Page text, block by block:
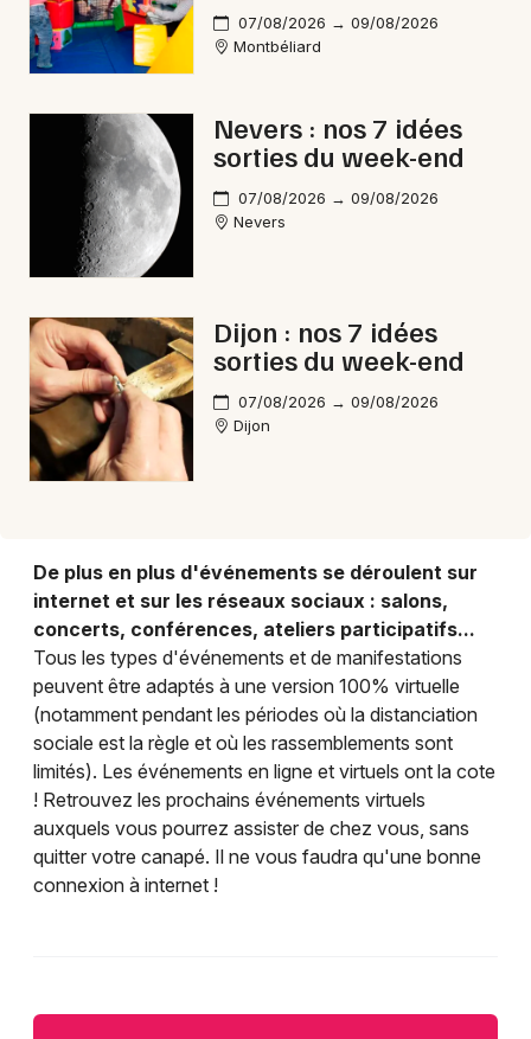
Choisir mes départements
Mon email
Je m'abonne
07/08/2026 → 09/08/2026
Montbéliard
Nevers : nos 7 idées
sorties du week-end
07/08/2026 → 09/08/2026
Nevers
Dijon : nos 7 idées
sorties du week-end
07/08/2026 → 09/08/2026
Dijon
De plus en plus d'événements se déroulent sur
internet et sur les réseaux sociaux : salons,
concerts, conférences, ateliers participatifs...
Tous les types d'événements et de manifestations
peuvent être adaptés à une version 100% virtuelle
(notamment pendant les périodes où la distanciation
sociale est la règle et où les rassemblements sont
limités). Les événements en ligne et virtuels ont la cote
! Retrouvez les prochains événements virtuels
auxquels vous pourrez assister de chez vous, sans
quitter votre canapé. Il ne vous faudra qu'une bonne
connexion à internet !